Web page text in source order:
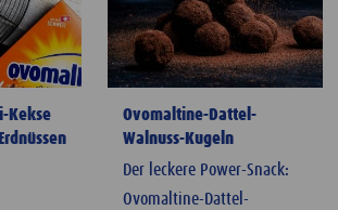
Kekse
Ovomaltine-Dattel-
Walnuss-Kugeln
Der leckere Power-Snack:
Ovomaltine-Dattel-